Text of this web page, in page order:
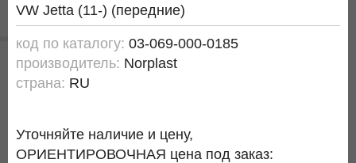
VW Jetta (11-) (передние)
код по каталогу: 03-069-000-0185
производитель: Norplast
страна: RU
Уточняйте наличие и цену,
ОРИЕНТИРОВОЧНАЯ цена под заказ: